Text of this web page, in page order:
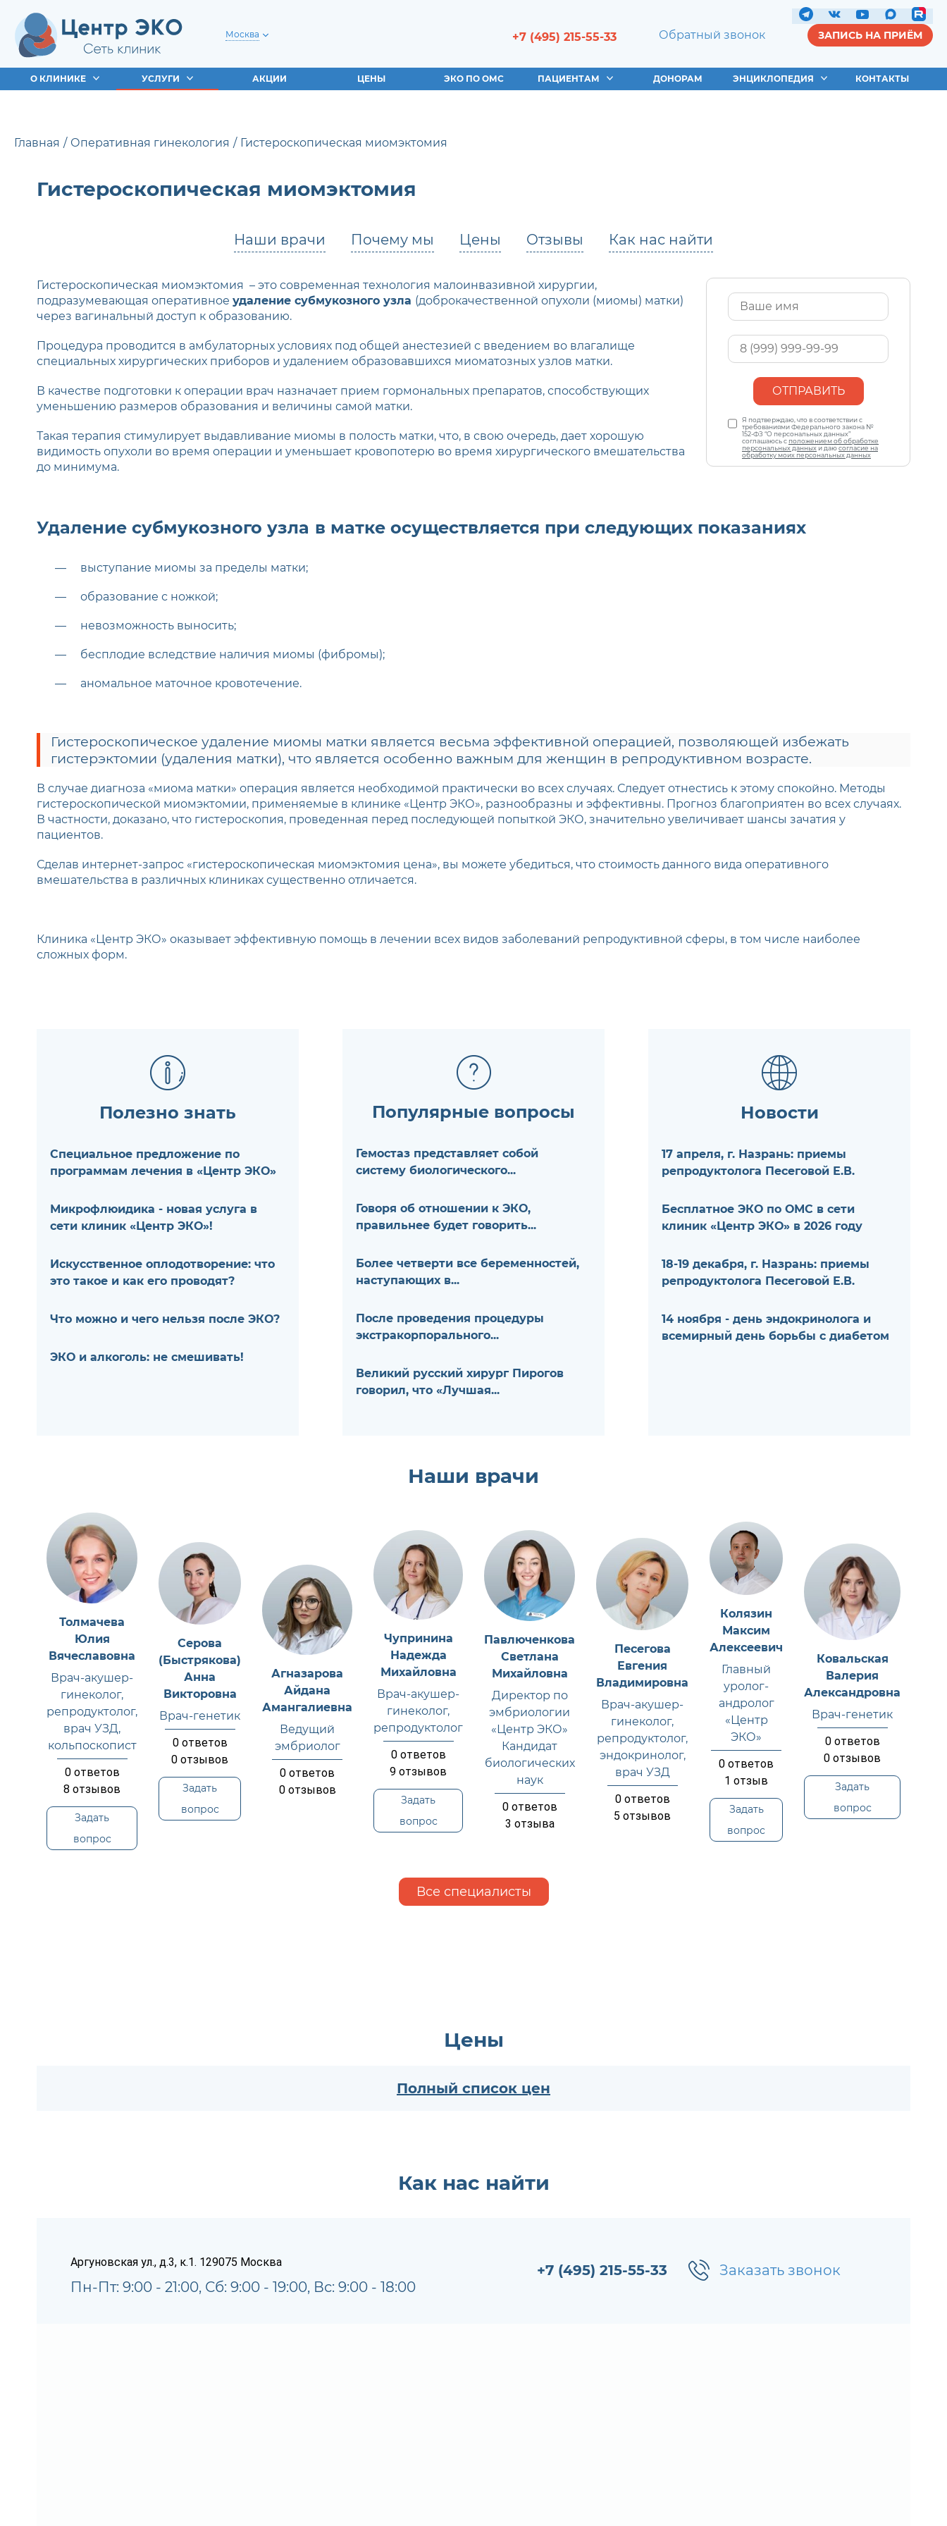
Москва +7 (495) 215-55-33 Обратный звонок ЗАПИСЬ НА ПРИЁМ
О КЛИНИКЕ УСЛУГИ АКЦИИ ЦЕНЫ ЭКО ПО ОМС ПАЦИЕНТАМ ДОНОРАМ ЭНЦИКЛОПЕДИЯ КОНТАКТЫ
Главная Оперативная гинекология Гистероскопическая миомэктомия
Гистероскопическая миомэктомия
Наши врачи Почему мы Цены Отзывы Как нас найти
Имя
*
Ваш
телефон
Персональные
данные
Я подтверждаю, что в соответствии с
требованиями Федерального закона №
152-ФЗ “О персональных данных”
соглашаюсь с положением об обработке
персональных данных и даюсогласие на
обработку моих персональных данных
Гистероскопическая миомэктомия – это современная технология малоинвазивной хирургии,
подразумевающая оперативное удаление субмукозного узла (доброкачественной опухоли (миомы) матки)
через вагинальный доступ к образованию.
Процедура проводится в амбулаторных условиях под общей анестезией с введением во влагалище
специальных хирургических приборов и удалением образовавшихся миоматозных узлов матки.
В качестве подготовки к операции врач назначает прием гормональных препаратов, способствующих
уменьшению размеров образования и величины самой матки.
Такая терапия стимулирует выдавливание миомы в полость матки, что, в свою очередь, дает хорошую
видимость опухоли во время операции и уменьшает кровопотерю во время хирургического вмешательства
до минимума.
Удаление субмукозного узла в матке осуществляется при следующих показаниях
выступание миомы за пределы матки;
образование с ножкой;
невозможность выносить;
бесплодие вследствие наличия миомы (фибромы);
аномальное маточное кровотечение.
Гистероскопическое удаление миомы матки является весьма эффективной операцией, позволяющей избежать
гистерэктомии (удаления матки), что является особенно важным для женщин в репродуктивном возрасте.
В случае диагноза «миома матки» операция является необходимой практически во всех случаях. Следует отнестись к этому спокойно. Методы
гистероскопической миомэктомии, применяемые в клинике «Центр ЭКО», разнообразны и эффективны. Прогноз благоприятен во всех случаях.
В частности, доказано, что гистероскопия, проведенная перед последующей попыткой ЭКО, значительно увеличивает шансы зачатия у
пациентов.
Сделав интернет-запрос «гистероскопическая миомэктомия цена», вы можете убедиться, что стоимость данного вида оперативного
вмешательства в различных клиниках существенно отличается.
Клиника «Центр ЭКО» оказывает эффективную помощь в лечении всех видов заболеваний репродуктивной сферы, в том числе наиболее
сложных форм.
Полезно знать
Специальное предложение по
программам лечения в «Центр ЭКО»
Микрофлюидика - новая услуга в
сети клиник «Центр ЭКО»!
Искусственное оплодотворение: что
это такое и как его проводят?
Что можно и чего нельзя после ЭКО?
ЭКО и алкоголь: не смешивать!
Популярные вопросы
Гемостаз представляет собой
систему биологического...
Говоря об отношении к ЭКО,
правильнее будет говорить...
Более четверти все беременностей,
наступающих в...
После проведения процедуры
экстракорпорального...
Великий русский хирург Пирогов
говорил, что «Лучшая...
Новости
17 апреля, г. Назрань: приемы
репродуктолога Песеговой Е.В.
Бесплатное ЭКО по ОМС в сети
клиник «Центр ЭКО» в 2026 году
18-19 декабря, г. Назрань: приемы
репродуктолога Песеговой Е.В.
14 ноября - день эндокринолога и
всемирный день борьбы с диабетом
Наши врачи
Толмачева
Юлия
Вячеславовна
Врач-акушер-
гинеколог,
репродуктолог,
врач УЗД,
кольпоскопист
0ответов
8 отзывов
Задать
вопрос
Серова
(Быстрякова)
Анна
Викторовна
Врач-генетик
0ответов
0 отзывов
Задать
вопрос
Агназарова
Айдана
Амангалиевна
Ведущий
эмбриолог
0 ответов
0отзывов
Чупринина
Надежда
Михайловна
Врач-акушер-
гинеколог,
репродуктолог
0ответов
9 отзывов
Задать
вопрос
Павлюченкова
Светлана
Михайловна
Директор по
эмбриологии
«Центр ЭКО»
Кандидат
биологических
наук
0ответов
3 отзыва
Песегова
Евгения
Владимировна
Врач-акушер-
гинеколог,
репродуктолог,
эндокринолог,
врач УЗД
0ответов
5 отзывов
Колязин
Максим
Алексеевич
Главный
уролог-
андролог
«Центр
ЭКО»
0 ответов
1 отзыв
Задать
вопрос
Ковальская
Валерия
Александровна
Врач-генетик
0ответов
0 отзывов
Задать
вопрос
Все специалисты
Цены
Полный список цен
Как нас найти
Аргуновская ул., д.3, к.1. 129075 Москва
Пн-Пт: 9:00 - 21:00, Сб: 9:00 - 19:00, Вс: 9:00 - 18:00
+7 (495) 215-55-33 Заказать звонок